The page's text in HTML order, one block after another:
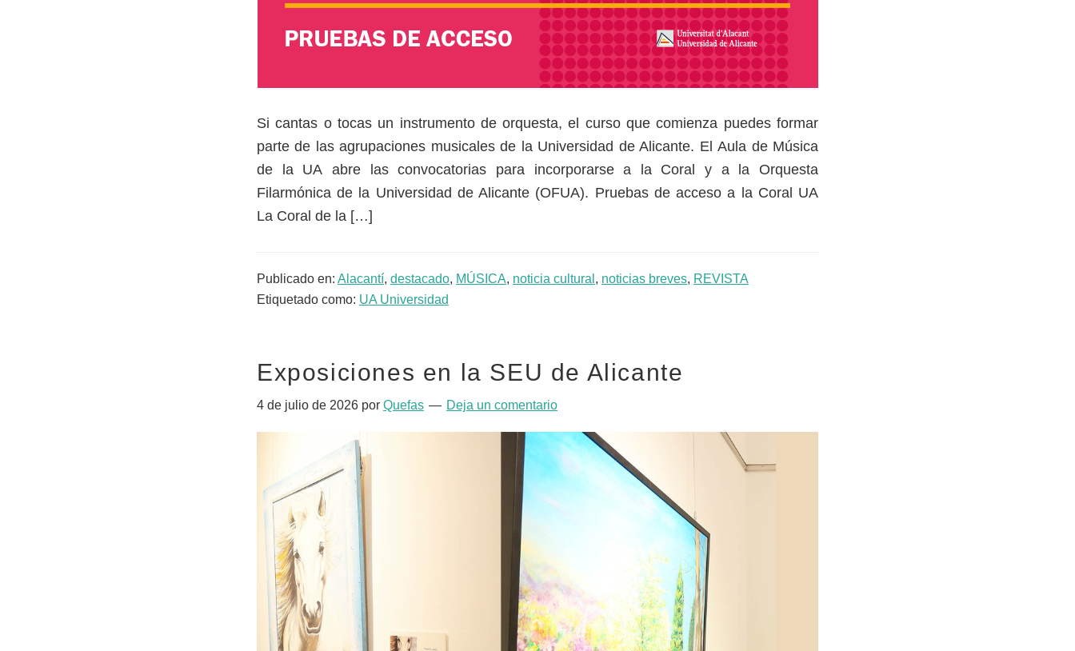
Si cantas o tocas un instrumento de orquesta, el curso que comienza puedes formar
parte de las agrupaciones musicales de la Universidad de Alicante. El Aula de Música
de la UA abre las convocatorias para incorporarse a la Coral y a la Orquesta
Filarmónica de la Universidad de Alicante (OFUA). Pruebas de acceso a la Coral UA
La Coral de la […]
Publicado en: Alacantí, destacado, MÚSICA, noticia cultural , noticias breves, REVISTA
Etiquetado como: UA Universidad
Exposiciones en la SEU de Alicante
4 de julio de 2026 por Quefas Deja un comentario